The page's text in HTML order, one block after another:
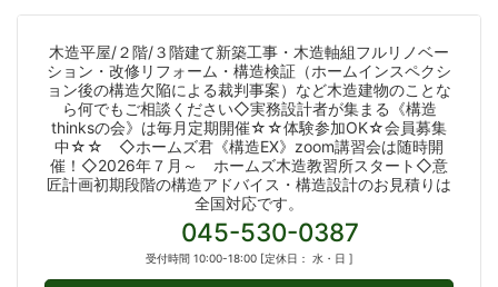
木造平屋/２階/３階建て新築工事・木造軸組フルリノベー
ション・改修リフォーム・構造検証（ホームインスペクシ
ョン後の構造欠陥による裁判事案）など木造建物のことな
ら何でもご相談ください◇実務設計者が集まる《構造
thinksの会》は毎月定期開催☆☆体験参加OK☆会員募集
中☆☆ ◇ホームズ君《構造EX》zoom講習会は随時開
催！◇2026年７月～ ホームズ木造教習所スタート◇意
匠計画初期段階の構造アドバイス・構造設計のお見積りは
全国対応です。
045-530-0387
受付時間 10:00-18:00 [定休日： 水・日 ]